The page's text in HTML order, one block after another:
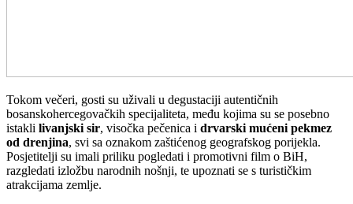
Tokom večeri, gosti su uživali u degustaciji autentičnih
bosanskohercegovačkih specijaliteta, među kojima su se posebno
istakli livanjski sir, visočka pečenica i drvarski mućeni pekmez
od drenjina, svi sa oznakom zaštićenog geografskog porijekla.
Posjetitelji su imali priliku pogledati i promotivni film o BiH,
razgledati izložbu narodnih nošnji, te upoznati se s turističkim
atrakcijama zemlje.